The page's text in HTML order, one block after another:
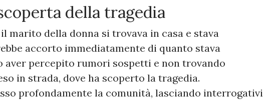
della tragedia
marito della donna si trovava in casa e stava
accorto immediatamente di quanto stava
aver percepito rumori sospetti e non trovando
in strada, dove ha scoperto la tragedia.
profondamente la comunità, lasciando interrogativi